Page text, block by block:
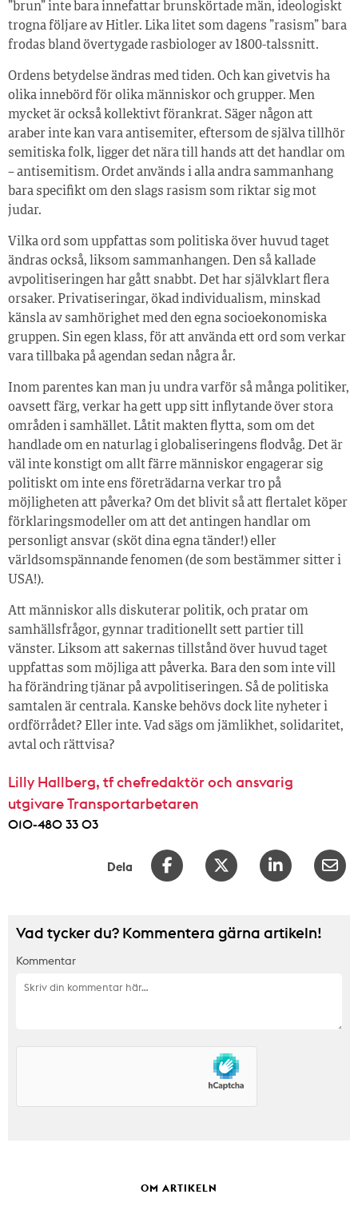
”brun” inte bara innefattar brunskörtade män, ideologiskt
trogna följare av Hitler. Lika litet som dagens ”rasism” bara
frodas bland övertygade rasbiologer av 1800-talssnitt.
Ordens betydelse ändras med tiden. Och kan givetvis ha
olika innebörd för olika människor och grupper. Men
mycket är också kollektivt förankrat. Säger någon att
araber inte kan vara antisemiter, eftersom de själva tillhör
semitiska folk, ligger det nära till hands att det handlar om
– antisemitism. Ordet används i alla andra sammanhang
bara specifikt om den slags rasism som riktar sig mot
judar.
Vilka ord som uppfattas som politiska över huvud taget
ändras också, liksom sammanhangen. Den så kallade
avpolitiseringen har gått snabbt. Det har självklart flera
orsaker. Privatiseringar, ökad individualism, minskad
känsla av samhörighet med den egna socioekonomiska
gruppen. Sin egen klass, för att använda ett ord som verkar
vara tillbaka på agendan sedan några år.
Inom parentes kan man ju undra varför så många politiker,
oavsett färg, verkar ha gett upp sitt inflytande över stora
områden i samhället. Låtit makten flytta, som om det
handlade om en naturlag i globaliseringens flodvåg. Det är
väl inte konstigt om allt färre människor engagerar sig
politiskt om inte ens företrädarna verkar tro på
möjligheten att påverka? Om det blivit så att flertalet köper
förklaringsmodeller om att det antingen handlar om
personligt ansvar (sköt dina egna tänder!) eller
världsomspännande fenomen (de som bestämmer sitter i
USA!).
Att människor alls diskuterar politik, och pratar om
samhällsfrågor, gynnar traditionellt sett partier till
vänster. Liksom att sakernas tillstånd över huvud taget
uppfattas som möjliga att påverka. Bara den som inte vill
ha förändring tjänar på avpolitiseringen. Så de politiska
samtalen är centrala. Kanske behövs dock lite nyheter i
ordförrådet? Eller inte. Vad sägs om jämlikhet, solidaritet,
avtal och rättvisa?
Lilly Hallberg, tf chefredaktör och ansvarig
utgivare Transportarbetaren
010-480 33 03
Dela
Vad tycker du? Kommentera gärna artikeln!
Kommentar
OM ARTIKELN